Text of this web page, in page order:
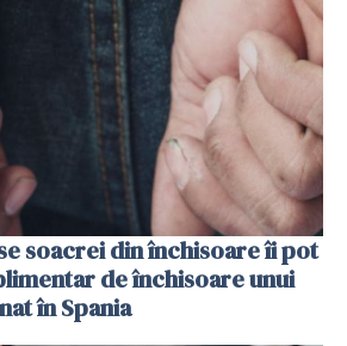
soacrei din închisoare îi pot
de închisoare unui
în Spania